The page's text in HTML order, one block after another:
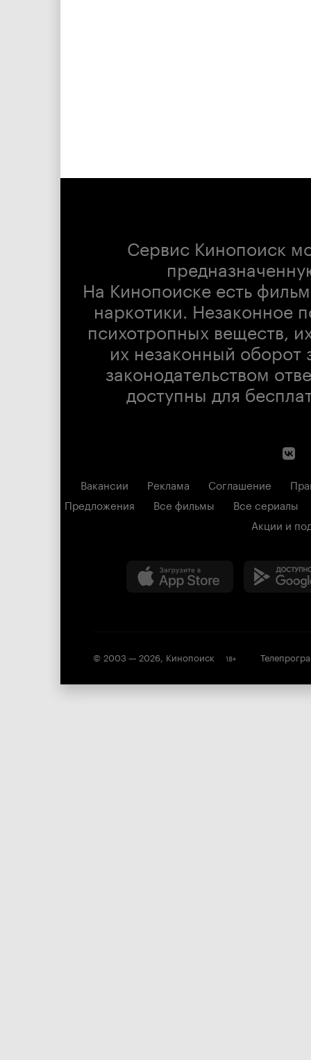
Сервис Кинопоиск
На Кинопоиске есть
наркотики. Незаконное
психотропных веществ,
их незаконный оборот
законодательством
доступны для
Вакансии Реклама Соглашение
Предложения
Все фильмы
Все сериалы
Акции и
© 2003 — 2026, Кинопоиск 18+